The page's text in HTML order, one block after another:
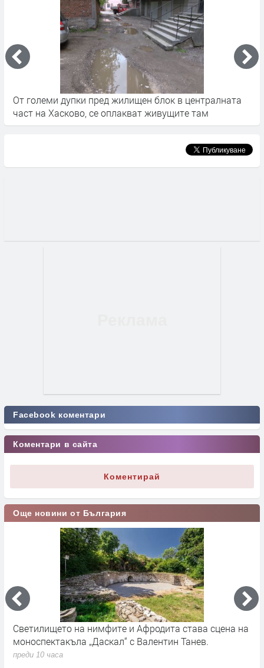
Кърпенето върви...защо не се асфалтира цялостно.
Facebook коментари
Коментари в сайта
Коментирай
Още новини от България
на
Димитровград отново стана бригадирска столица
повод 80 години от организираното бригадирско
движение